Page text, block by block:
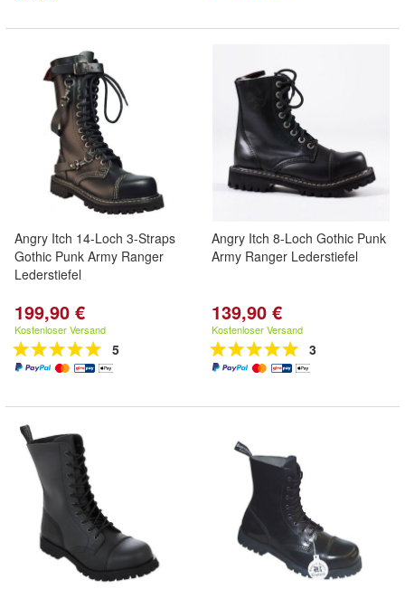
Angry Itch 14-Loch 3-Straps
Gothic Punk Army Ranger
Lederstiefel
199,90 €
Kostenloser Versand
5
Angry Itch 8-Loch Gothic Punk
Army Ranger Lederstiefel
139,90 €
Kostenloser Versand
3